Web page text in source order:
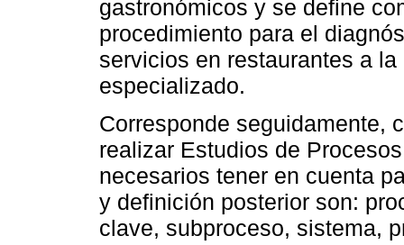
gastronómicos y se define
procedimiento para el
servicios en restaurantes a
especializado.
Corresponde seguidamente,
realizar Estudios de
necesarios tener en cuenta
y definición posterior son:
clave, subproceso, sistema,